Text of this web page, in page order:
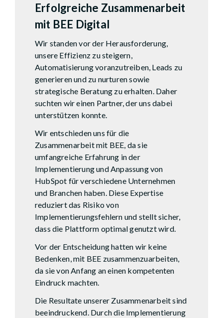
Erfolgreiche Zusammenarbeit
mit BEE Digital
Wir standen vor der Herausforderung,
unsere Effizienz zu steigern,
Automatisierung voranzutreiben, Leads zu
generieren und zu nurturen sowie
strategische Beratung zu erhalten. Daher
suchten wir einen Partner, der uns dabei
unterstützen konnte.
Wir entschieden uns für die
Zusammenarbeit mit BEE, da sie
umfangreiche Erfahrung in der
Implementierung und Anpassung von
HubSpot für verschiedene Unternehmen
und Branchen haben. Diese Expertise
reduziert das Risiko von
Implementierungsfehlern und stellt sicher,
dass die Plattform optimal genutzt wird.
Vor der Entscheidung hatten wir keine
Bedenken, mit BEE zusammenzuarbeiten,
da sie von Anfang an einen kompetenten
Eindruck machten.
Die Resultate unserer Zusammenarbeit sind
beeindruckend. Durch die Implementierung